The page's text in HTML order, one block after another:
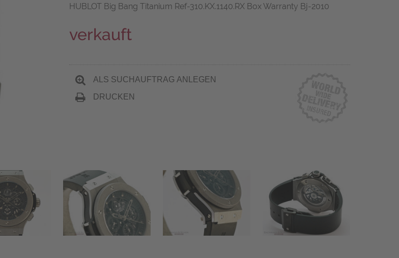
HUBLOT Big Bang Titanium Ref-310.KX.1140.RX Box Warranty Bj-2010
verkauft
ALS SUCHAUFTRAG ANLEGEN
DRUCKEN